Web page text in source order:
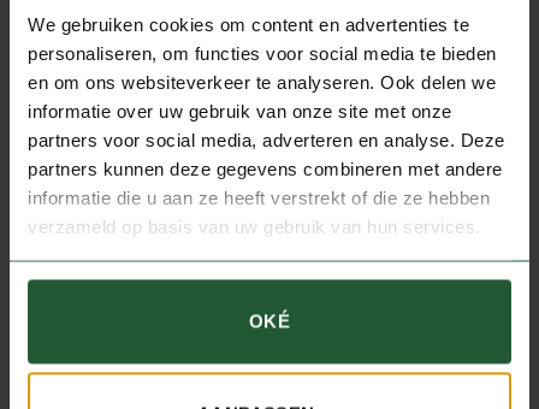
We gebruiken cookies om content en advertenties te
personaliseren, om functies voor social media te bieden
en om ons websiteverkeer te analyseren. Ook delen we
informatie over uw gebruik van onze site met onze
partners voor social media, adverteren en analyse. Deze
partners kunnen deze gegevens combineren met andere
informatie die u aan ze heeft verstrekt of die ze hebben
verzameld op basis van uw gebruik van hun services.
OKÉ
JE ZOU OOK KUNNEN HOUDEN
VAN …
KLEIN WILD
Hazenpeper
IN WINKELWAGEN
Grand-Verneursaus (500